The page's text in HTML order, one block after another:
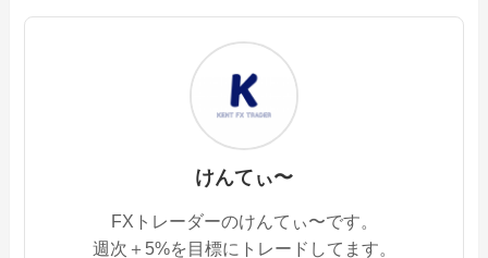
けんてぃ〜
FXトレーダーのけんてぃ〜です。
週次＋5%を目標にトレードしてます。